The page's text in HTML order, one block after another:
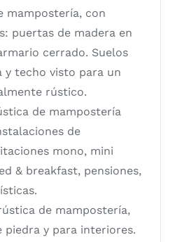
mampostería, con
puertas de madera en
cerrado. Suelos
y techo visto para un
rústico.
de mampostería
de
mono, mini
& breakfast, pensiones,
de mampostería,
piedra y para interiores.